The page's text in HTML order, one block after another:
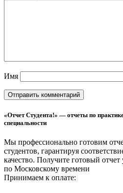
Имя
«Отчет Студента!» — отчеты по
специальности
Мы профессионально готовим
студентов, гарантируя
качество. Получите готовый отчет
по Московскому времени
Принимаем к оплате: